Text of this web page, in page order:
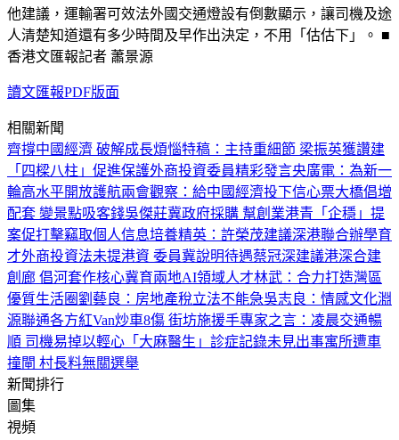
他建議，運輸署可效法外國交通燈設有倒數顯示，讓司機及途
人清楚知道還有多少時間及早作出決定，不用「估估下」。 ■
香港文匯報記者 蕭景源
讀文匯報PDF版面
相關新聞
齊撐中國經濟 破解成長煩惱特稿：主持重細節 梁振英獲讚建
「四樑八柱」促進保護外商投資委員精彩發言央廣電：為新一
輪高水平開放護航兩會觀察：給中國經濟投下信心票大橋倡增
配套 變景點吸客錢吳傑莊冀政府採購 幫創業港青「企穩」 提
案促打擊竊取個人信息培養精英：許榮茂建議深港聯合辦學育
才外商投資法未提港資 委員冀說明待遇蔡冠深建議港深合建
創廊 倡河套作核心冀育兩地AI領域人才林武：合力打造灣區
優質生活圈劉藝良：房地產稅立法不能急吳志良：情感文化淵
源聯通各方紅Van炒車8傷 街坊施援手專家之言：凌晨交通暢
順 司機易掉以輕心 「大麻醫生」診症記錄未見出事寓所遭車
撞閘 村長料無關選舉
新聞排行
圖集
視頻